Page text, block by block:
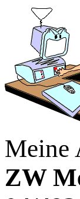
Meine
ZW